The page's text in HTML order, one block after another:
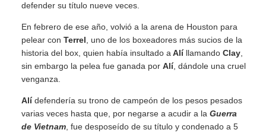
defender su título nueve veces.
En febrero de ese año, volvió a la arena de Houston para
pelear con Terrel , uno de los boxeadores más sucios de la
historia del box, quien había insultado a Alí llamando Clay
sin embargo la pelea fue ganada por Alí, dándole una cruel
venganza.
Alídefendería su trono de campeón de los pesos pesados
varias veces hasta que, por negarse a acudir a la Guerra
de Vietnam , fue desposeído de su título y condenado a 5